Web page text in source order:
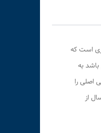
است که
به
اصلی را
از